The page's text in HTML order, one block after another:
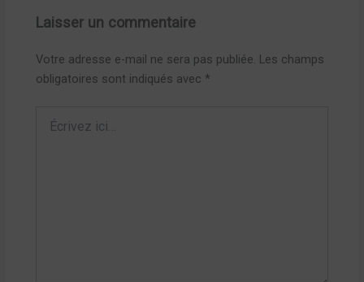
Laisser un commentaire
Votre adresse e-mail ne sera pas publiée. Les champs
obligatoires sont indiqués avec *
ici…